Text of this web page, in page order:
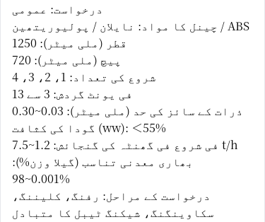
درخواست: عمومی
چینل کا مواد: نایلان / پولیوریتھین / ABS
قطر (ملی میٹر): 1250
پیچ (ملی میٹر): 720
شروع کی تعداد: 1، 2، 3، 4
فی یونٹ گردش: 3 سے 13
ذرات کے سائز کی حد (ملی میٹر): 0.03~0.30
گودا کی کثافت (ww): ＜55%
فی شروع فی گھنٹہ کی گنجائش: 1.2~7.5 t/h
بھاری معدنی تناسب (گیلا وزن%):
0.001~98%
درخواست کے مراحل: رفنگ، کلیننگ،
سکاوینگنگ، شیکنگ ٹیبل کا متبادل